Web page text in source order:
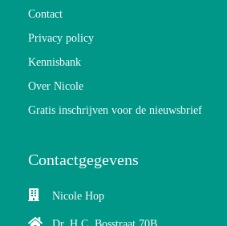
Contact
Privacy policy
Kennisbank
Over Nicole
Gratis inschrijven voor de nieuwsbrief
Contactgegevens
Nicole Hop